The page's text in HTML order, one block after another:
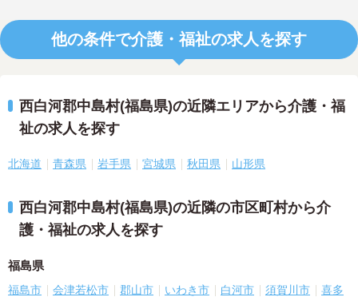
他の条件で介護・福祉の求人を探す
西白河郡中島村(福島県)の近隣エリアから介護・福
祉の求人を探す
北海道 青森県 岩手県 宮城県 秋田県 山形県
西白河郡中島村(福島県)の近隣の市区町村から介
護・福祉の求人を探す
福島県
福島市 会津若松市 郡山市 いわき市 白河市 須賀川市
喜多